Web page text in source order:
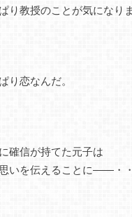
り教授のことが気になりま
り恋なんだ。
確信が持てた元子は
いを伝えることに――・・